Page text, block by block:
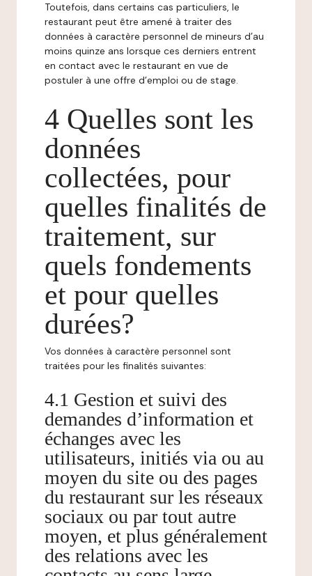
Toutefois, dans certains cas particuliers, le
restaurant peut être amené à traiter des
données à caractère personnel de mineurs d’au
moins quinze ans lorsque ces derniers entrent
en contact avec le restaurant en vue de
postuler à une offre d’emploi ou de stage.
4 Quelles sont les
données
collectées, pour
quelles finalités de
traitement, sur
quels fondements
et pour quelles
durées?
Vos données à caractère personnel sont
traitées pour les finalités suivantes:
4.1 Gestion et suivi des
demandes d’information et
échanges avec les
utilisateurs, initiés via ou au
moyen du site ou des pages
du restaurant sur les réseaux
sociaux ou par tout autre
moyen, et plus généralement
des relations avec les